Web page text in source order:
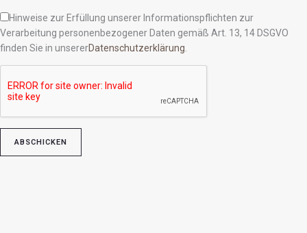
Hinweise zur Erfüllung unserer Informationspflichten zur
Verarbeitung personenbezogener Daten gemäß Art. 13, 14 DSGVO
finden Sie in unsererDatenschutzerklärung
Bitte lasse dieses Feld leer.